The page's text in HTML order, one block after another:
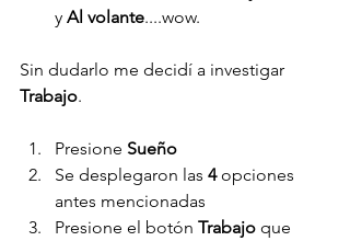
y Al volante....wow.
Sin dudarlo me decidí a investigar
Trabajo.
Presione Sueño
Se desplegaron las 4 opciones
antes mencionadas
Presione el botón Trabajo que